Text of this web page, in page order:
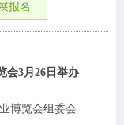
报名
会3月26日举办
博览会组委会